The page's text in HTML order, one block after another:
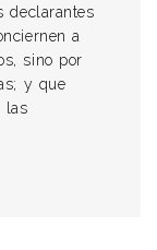
declarantes
a
sino por
y que
las